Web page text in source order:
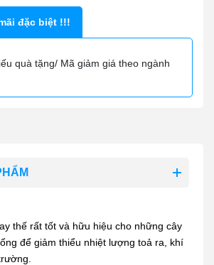
đặc biệt !!!
quà tặng/ Mã giảm giá theo ngành
thế rất tốt và hữu hiệu cho những cây
để giảm thiểu nhiệt lượng toả ra, khí